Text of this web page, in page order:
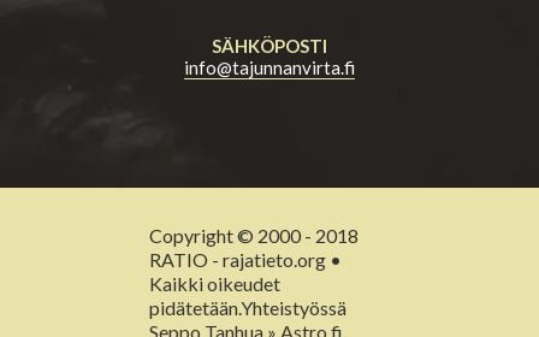
SÄHKÖPOSTI
info@tajunnanvirta.fi
Copyright © 2000 - 2018
RATIO - rajatieto.org •
Kaikki oikeudet
pidätetään.Yhteistyössä
Seppo Tanhua » Astro.fi